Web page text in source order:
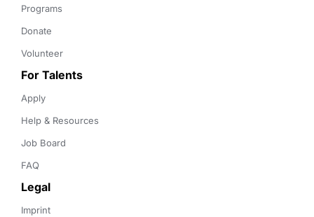
Programs
Donate
Volunteer
For Talents
Apply
Help & Resources
Job Board
FAQ
Legal
Imprint